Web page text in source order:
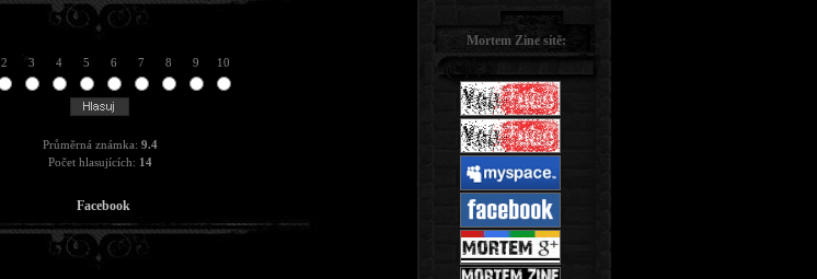
2 3 4 5 6 7 8 9 10
Průměrná známka: 9.4
Počet hlasujících: 14
Facebook
Mortem Zine sítě: